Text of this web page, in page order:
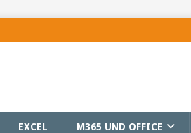
EXCEL M365 UND OFFICE